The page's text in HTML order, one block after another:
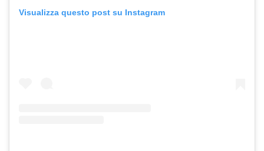
Visualizza questo post su Instagram